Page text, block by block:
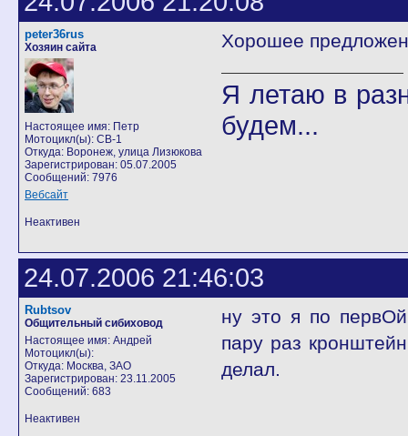
peter36rus
Хозяин сайта
Настоящее имя: Петр
Мотоцикл(ы): CB-1
Откуда: Воронеж, улица Лизюкова
Зарегистрирован: 05.07.2005
Сообщений: 7976
Вебсайт
Хорошее
Я летаю в
будем...
Неактивен
24.07.2006 21:46:03
Rubtsov
Общительный сибиховод
Настоящее имя: Андрей
Мотоцикл(ы):
Откуда: Москва, ЗАО
Зарегистрирован: 23.11.2005
Сообщений: 683
ну это я по
пару раз
делал.
Неактивен